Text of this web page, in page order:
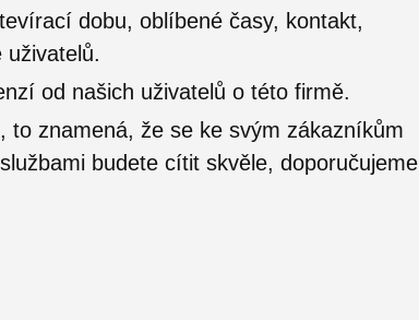
dobu, oblíbené časy, kontakt,
uživatelů.
od našich uživatelů o této firmě.
to znamená, že se ke svým zákazníkům
budete cítit skvěle, doporučujeme